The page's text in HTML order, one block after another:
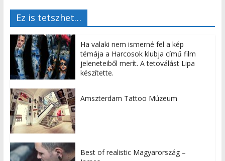
Ez is tetszhet…
Ha valaki nem ismerné fel a kép
témája a Harcosok klubja című film
jeleneteiből merít. A tetoválást Lipa
készítette.
Amszterdam Tattoo Múzeum
Best of realistic Magyarország –